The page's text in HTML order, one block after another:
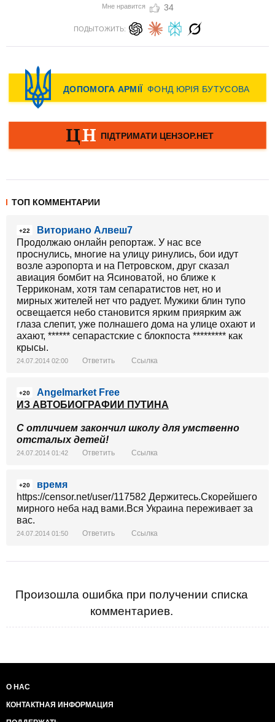
Мне нравится 34
ПОДЫТОЖИТЬ:
ТОП КОММЕНТАРИИ
+22
Виториано Алвеш7
Продолжаю онлайн репортаж. У нас все
проснулись, многие на улицу ринулись, бои идут
возле аэропорта и на Петровском, друг сказал
авиация бомбит на Ясиноватой, но ближе к
Терриконам, хотя там сепаратистов нет, но и
мирных жителей нет что радует. Мужики блин тупо
освещается небо становится ярким приярким аж
глаза слепит, уже полнашего дома на улице охают и
ахают, ****** сепарастские с блокпоста ********* как
крысы.
24.07.2014 02:00 Ответить Ссылка
+20
Angelmarket Free
ИЗ АВТОБИОГРАФИИ ПУТИНА
С отличием закончил школу для умственно
отсталых детей!
24.07.2014 01:42 Ответить Ссылка
+20
время
https://censor.net/user/117582 Держитесь.Скорейшего
мирного неба над вами.Вся Украина переживает за
вас.
24.07.2014 01:50 Ответить Ссылка
Произошла ошибка при получении списка
комментариев.
О НАС
КОНТАКТНАЯ ИНФОРМАЦИЯ